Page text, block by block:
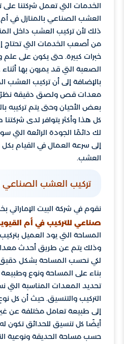
الخدمات التي تعمل شركتنا
العشب الصناعي بالمنازل في أم
ذلك لأن تركيب العشب داخل
من أصعب الخدمات التي تحتاج
خبرات كبيرة. حتى يكون على علم
الصعبة التي قد يمرون بها أثناء
بالإضافة إلى أن تركيب العشب
معدات قص ولصق دقيقة
بعض الأحيان وحتى يتم تركيبه
كل هذا وأكثر يتوافر لدى
لك دائمًا الجودة الرائعة التي
إلى سرعة العمال في القيام بكل
العشب.
تركيب العشب الصناعي
نقوم في شركة البيت الإماراتي
صناعي للتركيب في أم
المساحة التي يود العميل
وذلك يتم عن طريق أحدث
لكي نحسب المساحة بشكل دقيق
بناء على المساحة ونوع
تحديد المعدات المناسبة التي
التركيب والتنسيق. حيث أن كل
إلى طبيعة تعامل مختلفة عن
أيضًا كل تنسيق للحدائق تكون
حسب مساحة الحديقة ونوعية